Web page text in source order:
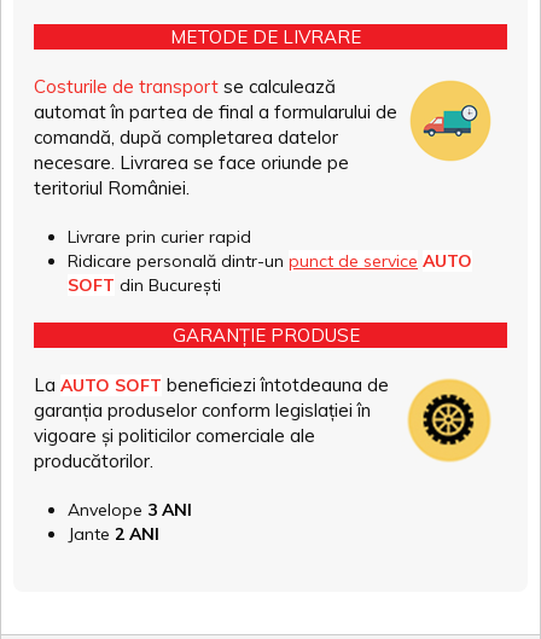
METODE DE LIVRARE
Costurile de transport se calculează
automat în partea de final a formularului de
comandă, după completarea datelor
necesare. Livrarea se face oriunde pe
teritoriul României.
Livrare prin curier rapid
Ridicare personală dintr-un punct de service AUTO
SOFT din București
GARANȚIE PRODUSE
La AUTO SOFT beneficiezi întotdeauna de
garanția produselor conform legislației în
vigoare și politicilor comerciale ale
producătorilor.
Anvelope 3 ANI
Jante 2 ANI